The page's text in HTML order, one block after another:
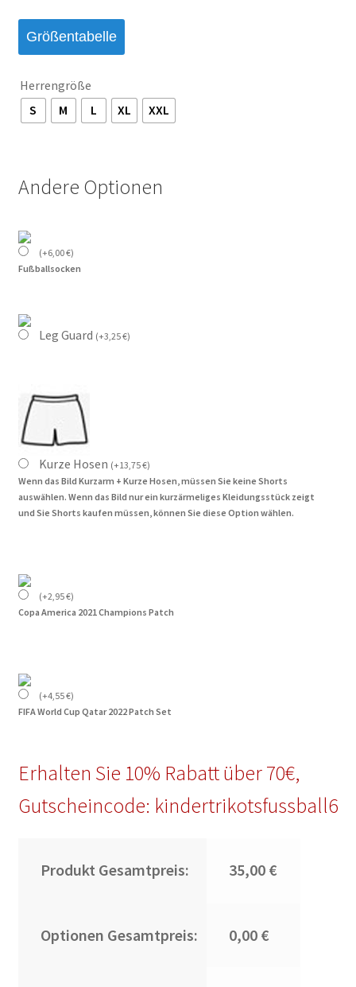
Größentabelle
Herrengröße
S
M L XL XXL
Andere Optionen
(+6,00€)
Fußballsocken
Leg Guard (+3,25€)
Kurze Hosen (+13,75€)
Wenn das Bild Kurzarm + Kurze Hosen, müssen Sie keine Shorts
auswählen. Wenn das Bild nur ein kurzärmeliges Kleidungsstück zeigt
und Sie Shorts kaufen müssen, können Sie diese Option wählen.
(+2,95€)
Copa America 2021 Champions Patch
(+4,55€)
FIFA World Cup Qatar 2022 Patch Set
Erhalten Sie 10% Rabatt über 70€,
Gutscheincode: kindertrikotsfussball6
Produkt Gesamtpreis: 35,00 €
Optionen Gesamtpreis: 0,00 €